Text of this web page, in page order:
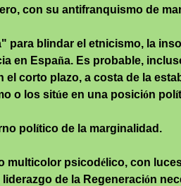
con su antifranquismo de
para blindar el etnicismo, la
en España. Es probable,
el corto plazo, a costa de la
o los sitúe en una posición pol í
pol ítico de la marginalidad.
multicolor psicodé lico, con
de la Regeneración